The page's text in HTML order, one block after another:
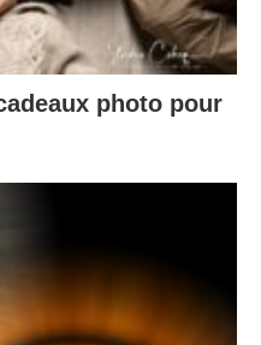
photo pour